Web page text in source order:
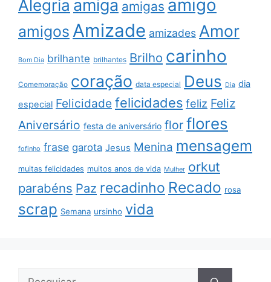
Alegria amiga amigas amigo
amigos Amizade amizades Amor
Bom Dia brilhante brilhantes Brilho carinho
Comemoração coração data especial Deus Dia dia
especial Felicidade felicidades feliz Feliz
Aniversário festa de aniversário flor flores
fofinho frase garota Jesus Menina mensagem
muitas felicidades muitos anos de vida Mulher orkut
parabéns Paz recadinho Recado rosa
scrap Semana ursinho vida
Pesquisar